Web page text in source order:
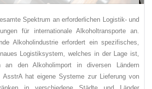
Spektrum an erforderlichen Logistik- und
für internationale Alkoholtransporte an.
Alkoholindustrie erfordert ein spezifisches,
Logistiksystem, welches in der Lage ist,
an den Alkoholimport in diversen Ländern
AsstrA hat eigene Systeme zur Lieferung von